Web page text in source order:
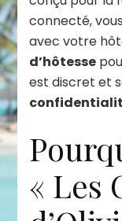
connecté,
avec votre
d’hôtesse
est discret et
« Les